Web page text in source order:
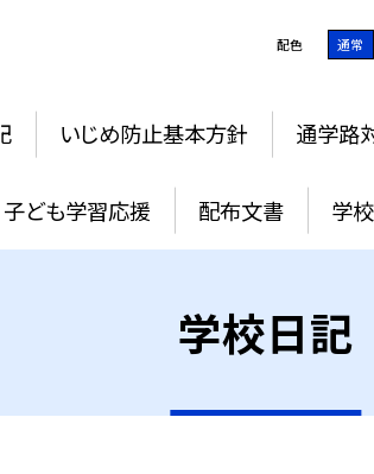
配色 通常
いじめ防止基本方針 通学路
子ども学習応援 配布文書 学
学校日記